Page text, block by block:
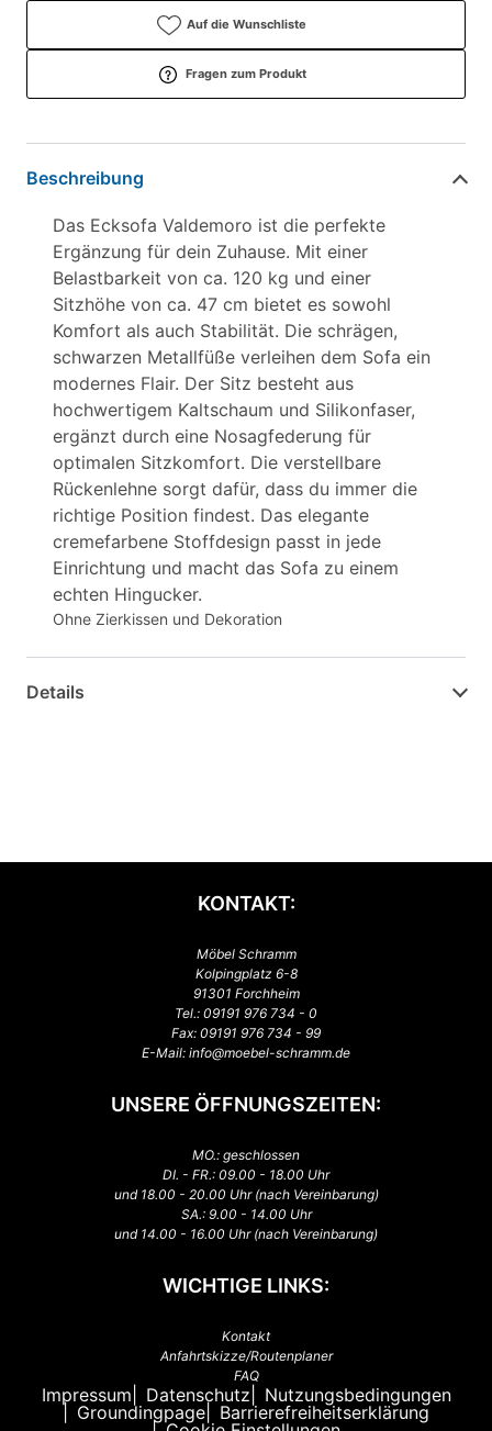
Auf die Wunschliste
Fragen zum Produkt
Beschreibung
Das Ecksofa Valdemoro ist die perfekte
Ergänzung für dein Zuhause. Mit einer
Belastbarkeit von ca. 120 kg und einer
Sitzhöhe von ca. 47 cm bietet es sowohl
Komfort als auch Stabilität. Die schrägen,
schwarzen Metallfüße verleihen dem Sofa ein
modernes Flair. Der Sitz besteht aus
hochwertigem Kaltschaum und Silikonfaser,
ergänzt durch eine Nosagfederung für
optimalen Sitzkomfort. Die verstellbare
Rückenlehne sorgt dafür, dass du immer die
richtige Position findest. Das elegante
cremefarbene Stoffdesign passt in jede
Einrichtung und macht das Sofa zu einem
echten Hingucker.
Ohne Zierkissen und Dekoration
Details
KONTAKT:
Möbel Schramm
Kolpingplatz 6-8
91301 Forchheim
Tel.: 09191 976 734 - 0
Fax: 09191 976 734 - 99
E-Mail: info@moebel-schramm.de
UNSERE ÖFFNUNGSZEITEN:
MO.: geschlossen
DI. - FR.: 09.00 - 18.00 Uhr
und 18.00 - 20.00 Uhr (nach Vereinbarung)
SA.: 9.00 - 14.00 Uhr
und 14.00 - 16.00 Uhr (nach Vereinbarung)
WICHTIGE LINKS:
Kontakt
Anfahrtskizze/Routenplaner
FAQ
Impressum Datenschutz
Nutzungsbedingungen
Groundingpage
Barrierefreiheitserklärung